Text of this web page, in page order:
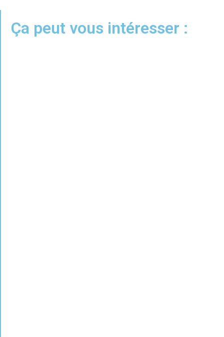
Ça peut vous intéresser :